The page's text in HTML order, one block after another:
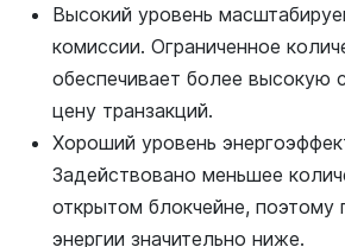
Высокий уровень
комиссии. Ограниченное
обеспечивает более высокую
цену транзакций.
Хороший уровень
Задействовано меньшее
открытом блокчейне, поэтому
энергии значительно ниже.